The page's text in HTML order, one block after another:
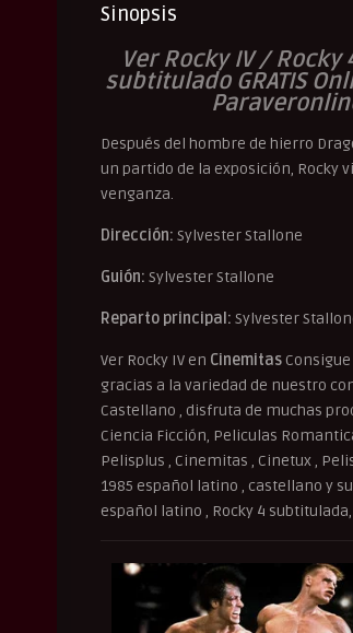
Sinopsis
Ver Rocky IV /
subtitulado GRATIS
Después del hombre de hierro
un partido de la exposición, Rocky
venganza.
Dirección: Sylvester Stallone
Guión: Sylvester Stallone
Reparto principal: Sylvester
Ver Rocky IV en Cinemitas
gracias a la variedad de nuestro
Castellano , disfruta de muchas
Ciencia Ficción, Peliculas
Pelisplus , Cinemitas , Cinetux ,
1985 español latino , castellano y
español latino , Rocky 4